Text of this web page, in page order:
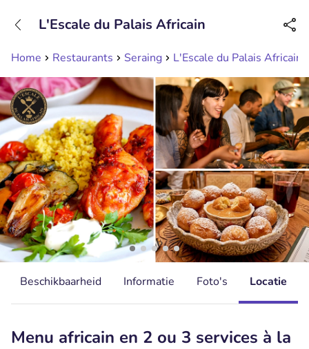
Bereikbaar tot 23:00 uur
Home Restaurants Seraing L'Escale du Palais Africain
L'Escale du Palais Africain
Beschikbaarheid Informatie Foto's Locatie
Menu africain en 2 ou 3 services à la